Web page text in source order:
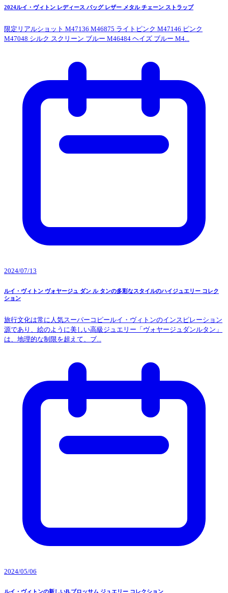
2024ルイ・ヴィトン レディース バッグ レザー メタル チェーン ストラップ
限定リアルショット M47136 M46875 ライトピンク M47146 ピンク
M47048 シルク スクリーン ブルー M46484 ヘイズ ブルー M4...
2024/07/13
ルイ・ヴィトン ヴォヤージュ ダン ル タンの多彩なスタイルのハイジュエリー コレク
ション
旅行文化は常に人気スーパーコピールイ・ヴィトンのインスピレーション
源であり、絵のように美しい高級ジュエリー「ヴォヤージュダンルタン」
は、地理的な制限を超えて、ブ...
2024/05/06
ルイ・ヴィトンの新しいB.ブロッサム ジュエリー コレクション